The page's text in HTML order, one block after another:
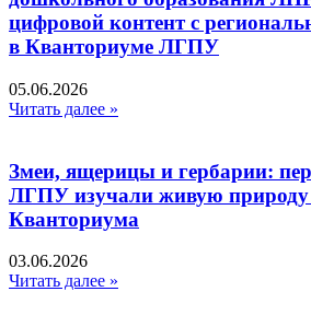
цифровой контент с
в Кванториуме ЛГПУ​
05.06.2026
Читать далее »
Змеи, ящерицы и гербарии:
ЛГПУ изучали живую природу
Кванториума
03.06.2026
Читать далее »